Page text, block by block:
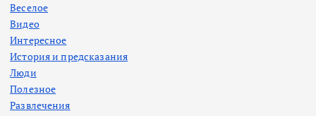
Веселое
Видео
Интересное
История и предсказания
Люди
Полезное
Развлечения